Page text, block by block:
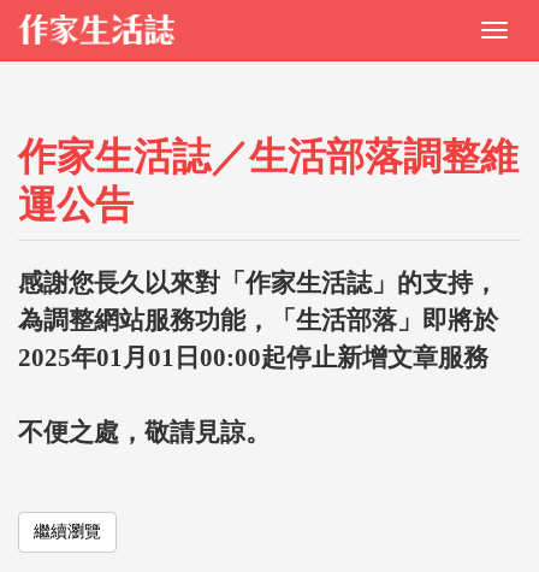
作家生活誌／生活部落調整維
運公告
感謝您長久以來對「作家生活誌」的支持，
為調整網站服務功能，「生活部落」即將於
2025年01月01日00:00起停止新增文章服務
不便之處，敬請見諒。
繼續瀏覽